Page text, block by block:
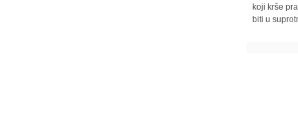
koji krše
biti u